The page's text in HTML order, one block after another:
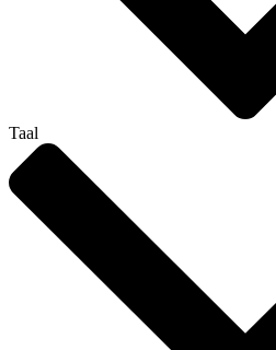
Taal